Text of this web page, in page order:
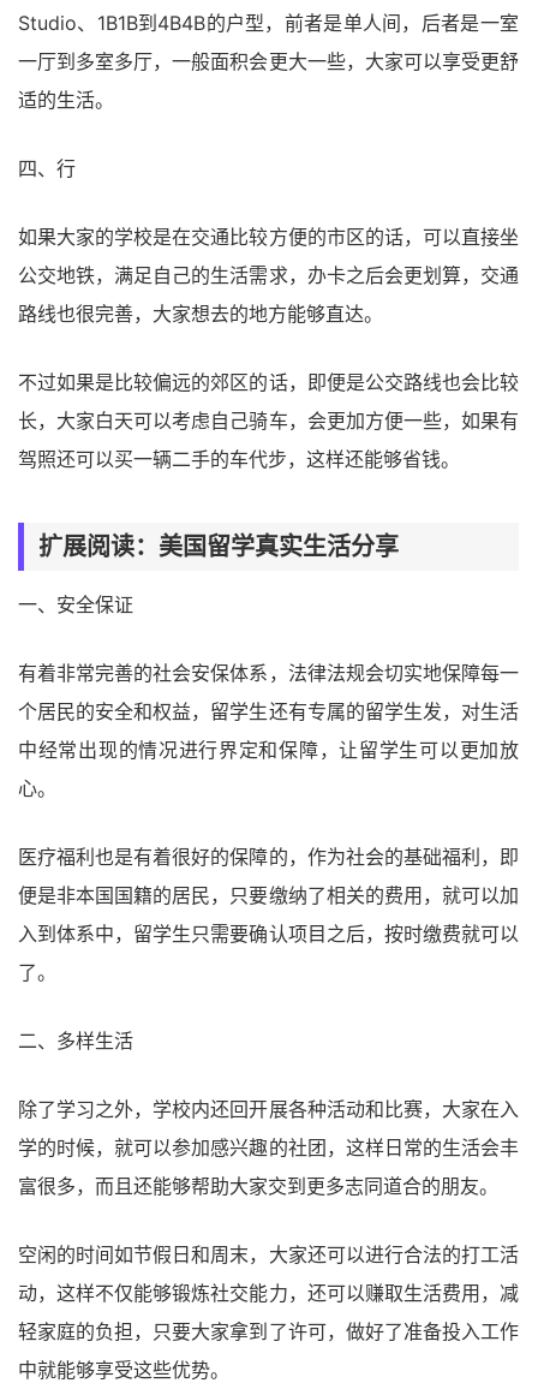
Studio、1B1B到4B4B的户型，前者是单人间，后者是一室
一厅到多室多厅，一般面积会更大一些，大家可以享受更舒
适的生活。
四、行
如果大家的学校是在交通比较方便的市区的话，可以直接坐
公交地铁，满足自己的生活需求，办卡之后会更划算，交通
路线也很完善，大家想去的地方能够直达。
不过如果是比较偏远的郊区的话，即便是公交路线也会比较
长，大家白天可以考虑自己骑车，会更加方便一些，如果有
驾照还可以买一辆二手的车代步，这样还能够省钱。
扩展阅读：美国留学真实生活分享
一、安全保证
有着非常完善的社会安保体系，法律法规会切实地保障每一
个居民的安全和权益，留学生还有专属的留学生发，对生活
中经常出现的情况进行界定和保障，让留学生可以更加放
心。
医疗福利也是有着很好的保障的，作为社会的基础福利，即
便是非本国国籍的居民，只要缴纳了相关的费用，就可以加
入到体系中，留学生只需要确认项目之后，按时缴费就可以
了。
二、多样生活
除了学习之外，学校内还回开展各种活动和比赛，大家在入
学的时候，就可以参加感兴趣的社团，这样日常的生活会丰
富很多，而且还能够帮助大家交到更多志同道合的朋友。
空闲的时间如节假日和周末，大家还可以进行合法的打工活
动，这样不仅能够锻炼社交能力，还可以赚取生活费用，减
轻家庭的负担，只要大家拿到了许可，做好了准备投入工作
中就能够享受这些优势。